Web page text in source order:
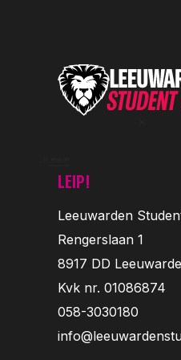
LEIP!
Leeuwarden
Rengerslaan 1
8917 DD
Kvk nr. 01086874
058-3030180